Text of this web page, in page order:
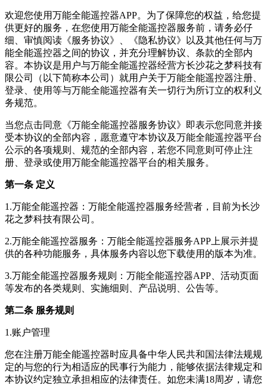
欢迎您使用万能全能遥控器APP。为了保障您的权益，给您提
供更好的服务，在您使用万能全能遥控器服务前，请务必仔
细、审慎阅读《服务协议》、《隐私协议》以及其他任何与万
能全能遥控器之间的协议，并充分理解协议、条款的全部内
容。本协议是用户与万能全能遥控器经营方长沙花之梦科技有
限公司（以下简称本公司）就用户关于万能全能遥控器注册、
登录、使用等与万能全能遥控器有关一切行为所订立的权利义
务规范。
当您点击同意《万能全能遥控器服务协议》即表示您同意并接
受本协议的全部内容，愿意遵守本协议及万能全能遥控器平台
公示的各项规则、规范的全部内容，若您不同意则可停止注
册、登录或使用万能全能遥控器平台的相关服务。
第一条 定义
1.万能全能遥控器：万能全能遥控器服务经营者，目前为长沙
花之梦科技有限公司。
2.万能全能遥控器服务：万能全能遥控器服务APP上展示并提
供的各种功能服务，具体服务内容以您下载使用的版本为准。
3.万能全能遥控器服务规则：万能全能遥控器APP、活动页面
等发布的各类规则、实施细则、产品说明、公告等。
第二条 服务规则
1.账户管理
您在注册万能全能遥控器时应具备中华人民共和国法律法规规
定的与您的行为相适应的民事行为能力，能够依据法律规定和
本协议约定独立承担相应的法律责任。如您未满18周岁，请您